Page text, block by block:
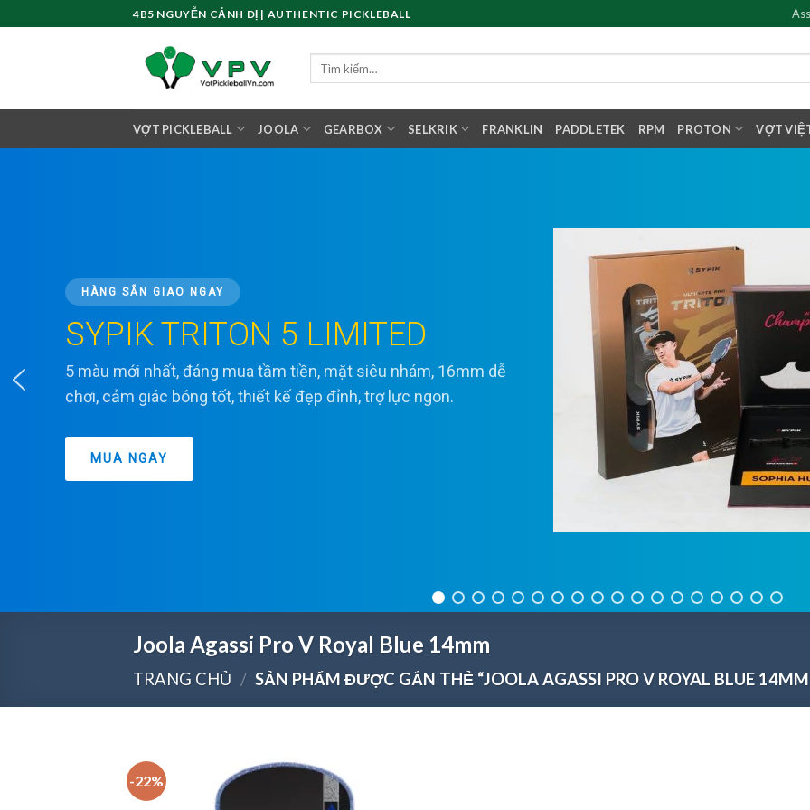
to
4B5 NGUYỄN CẢNH DỊ | AUTHENTIC PICKLEBALL
VỢT PICKLEBALL JOOLA GEARBOX SELKRIK FRANKLIN PADDLETEK RPM PROTON VỢT
HÀNG SẴN GIAO NGAY
SYPIK TRITON 5 LIMITED
5 màu mới nhất, đáng mua tầm tiền, mặt siêu nhám, 16mm dễ
chơi, cảm giác bóng tốt, thiết kế đẹp đỉnh, trợ lực ngon.
MUA NGAY
Joola Agassi Pro V Royal Blue 14mm
TRANG CHỦ / SẢN PHẨM ĐƯỢC GẮN THẺ “JOOLA AGASSI PRO V ROYAL BLUE
-22%